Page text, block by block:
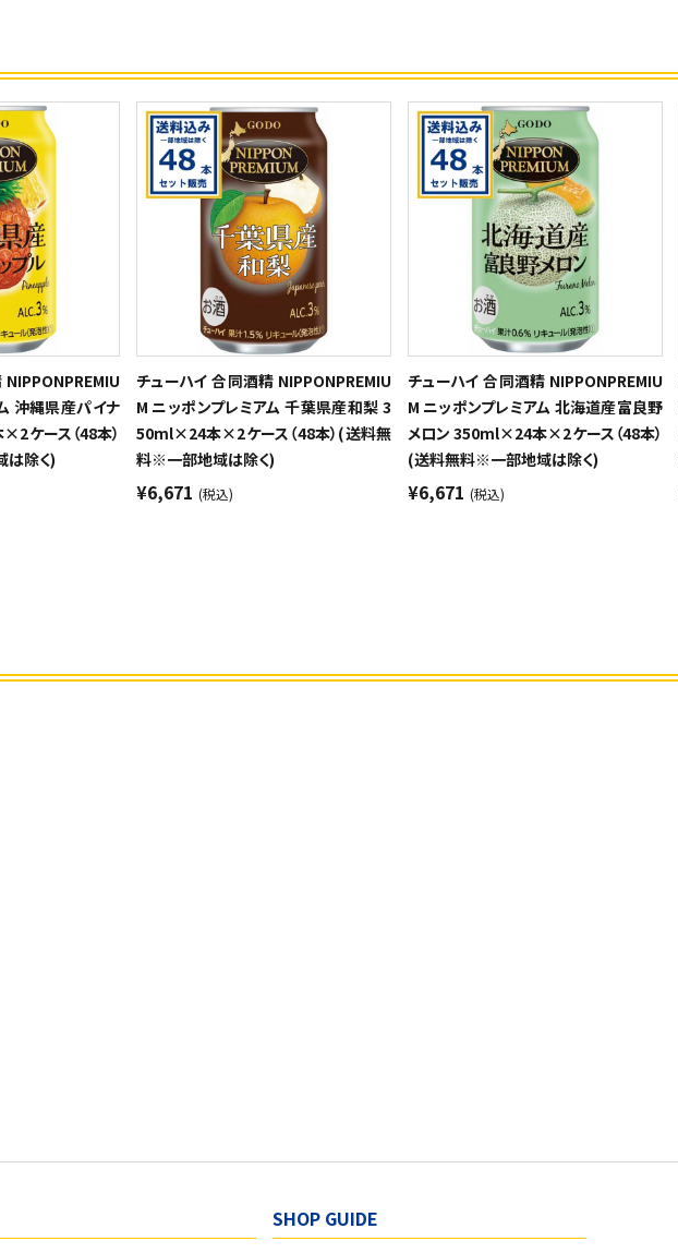
NIPPONPREMIU
沖縄県産パイナ
ケース（48本）
除く)
チューハイ 合同酒精 NIPPONPREMIU
M ニッポンプレミアム 千葉県産和梨 3
50ml×24本×2ケース（48本）(送料無
料※一部地域は除く)
¥6,671 (税込)
チューハイ 合同酒精 NIPPONPREMIU
M ニッポンプレミアム 北海道産富良野
メロン 350ml×24本×2ケース（48本）
(送料無料※一部地域は除く)
¥6,671 (税込)
SHOP GUIDE